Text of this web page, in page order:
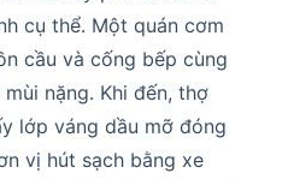
cụ thể. Một quán cơm
cầu và cống bếp cùng
nặng. Khi đến, thợ
lớp váng dầu mỡ đóng
vị hút sạch bằng xe